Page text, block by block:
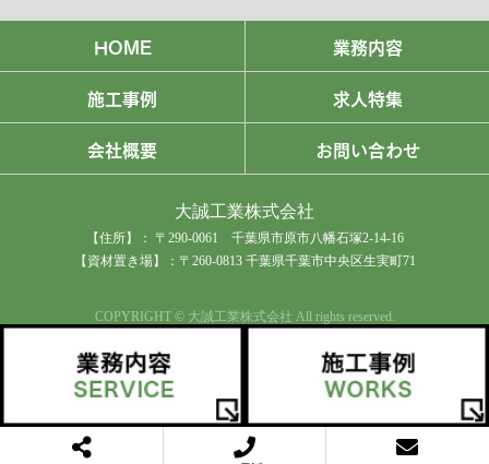
HOME
業務内容
施工事例
求人特集
会社概要
お問い合わせ
大誠工業株式会社
【住所】： 〒290-0061 千葉県市原市八幡石塚2-14-16
【資材置き場】：〒260-0813 千葉県千葉市中央区生実町71
COPYRIGHT © 大誠工業株式会社 All rights reserved.